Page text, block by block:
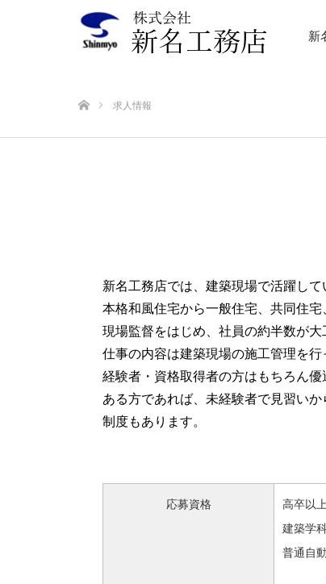
新
求人情報
新名工務店では、建築現場で活躍し
本格和風住宅から一般住宅、共同住
現場監督をはじめ、社員の約半数が大
仕事の内容は建築現場の施工管理を行
経験者・資格取得者の方はもちろん
ある方であれば、未経験者で見習い
制度もあります。
応募資格
高卒以上
建築学
普通自